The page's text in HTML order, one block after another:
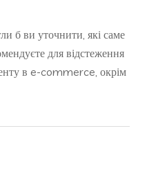
б ви уточнити, які саме
для відстеження
в e-commerce, окрім